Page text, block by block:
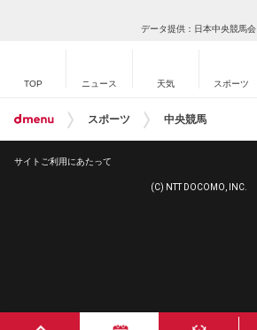
データ提供：日本中央競馬会
TOP ニュース 天気 スポーツ
スポーツ 中央競馬
サイトご利用にあたって
(C) NTT DOCOMO, INC.